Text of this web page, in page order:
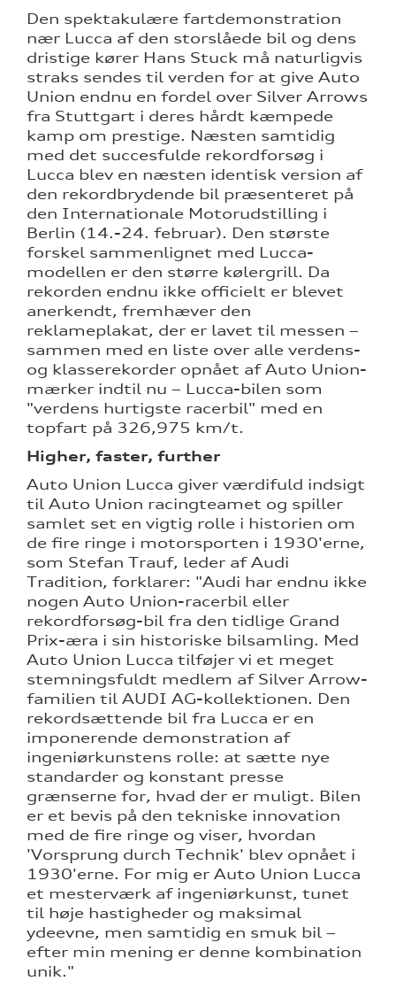
Den spektakulære fartdemonstration
nær Lucca af den storslåede bil og dens
dristige kører Hans Stuck må naturligvis
straks sendes til verden for at give Auto
Union endnu en fordel over Silver Arrows
fra Stuttgart i deres hårdt kæmpede
kamp om prestige. Næsten samtidig
med det succesfulde rekordforsøg i
Lucca blev en næsten identisk version af
den rekordbrydende bil præsenteret på
den Internationale Motorudstilling i
Berlin (14.-24. februar). Den største
forskel sammenlignet med Lucca-
modellen er den større kølergrill. Da
rekorden endnu ikke officielt er blevet
anerkendt, fremhæver den
reklameplakat, der er lavet til messen –
sammen med en liste over alle verdens-
og klasserekorder opnået af Auto Union-
mærker indtil nu – Lucca-bilen som
"verdens hurtigste racerbil" med en
topfart på 326,975 km/t.
Higher, faster, further
Auto Union Lucca giver værdifuld indsigt
til Auto Union racingteamet og spiller
samlet set en vigtig rolle i historien om
de fire ringe i motorsporten i 1930'erne,
som Stefan Trauf, leder af Audi
Tradition, forklarer: "Audi har endnu ikke
nogen Auto Union-racerbil eller
rekordforsøg-bil fra den tidlige Grand
Prix-æra i sin historiske bilsamling. Med
Auto Union Lucca tilføjer vi et meget
stemningsfuldt medlem af Silver Arrow-
familien til AUDI AG-kollektionen. Den
rekordsættende bil fra Lucca er en
imponerende demonstration af
ingeniørkunstens rolle: at sætte nye
standarder og konstant presse
grænserne for, hvad der er muligt. Bilen
er et bevis på den tekniske innovation
med de fire ringe og viser, hvordan
'Vorsprung durch Technik' blev opnået i
1930'erne. For mig er Auto Union Lucca
et mesterværk af ingeniørkunst, tunet
til høje hastigheder og maksimal
ydeevne, men samtidig en smuk bil –
efter min mening er denne kombination
unik."